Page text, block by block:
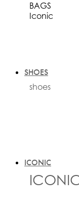
BAGS
Iconic
SHOES
shoes
ICONIC